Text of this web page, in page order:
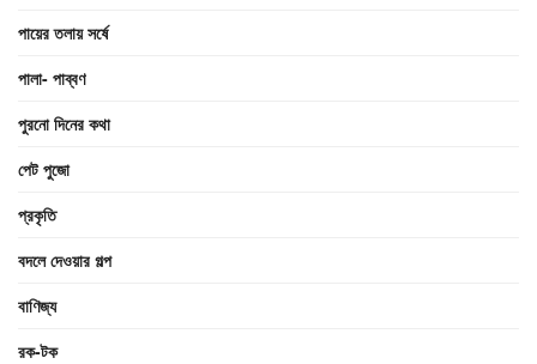
পায়ের তলায় সর্ষে
পালা- পাব্বণ
পুরনো দিনের কথা
পেট পুজো
প্রকৃতি
বদলে দেওয়ার গল্প
বাণিজ্য
রক-টক